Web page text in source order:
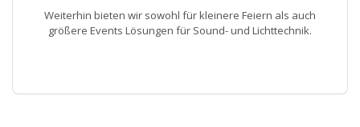
Weiterhin bieten wir sowohl für kleinere Feiern als auch
größere Events Lösungen für Sound- und Lichttechnik.